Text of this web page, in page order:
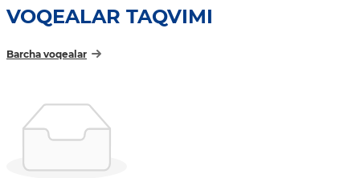
VOQEALAR TAQVIMI
Barcha voqealar